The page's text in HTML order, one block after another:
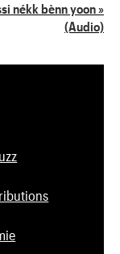
nékk bènn yoon »
(Audio)